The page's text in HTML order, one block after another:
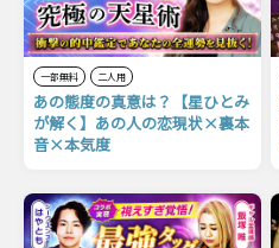
一部無料 二人用
あの態度の真意は？【星ひとみ
が解く】あの人の恋現状×裏本
音×本気度